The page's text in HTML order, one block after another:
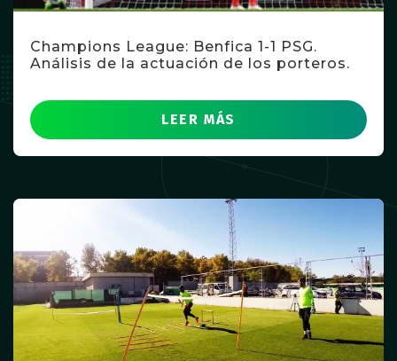
Champions League: Benfica 1-1 PSG.
Análisis de la actuación de los porteros.
LEER MÁS